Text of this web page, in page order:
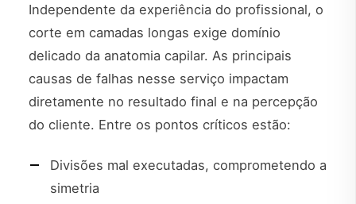
Independente da experiência do profissional, o
corte em camadas longas exige domínio
delicado da anatomia capilar. As principais
causas de falhas nesse serviço impactam
diretamente no resultado final e na percepção
do cliente. Entre os pontos críticos estão:
Divisões mal executadas, comprometendo a
simetria